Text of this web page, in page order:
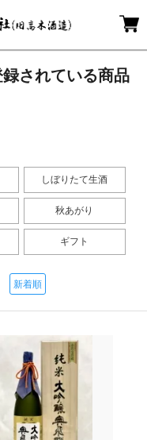
録されている商品
しぼりたて生酒
秋あがり
ギフト
新着順